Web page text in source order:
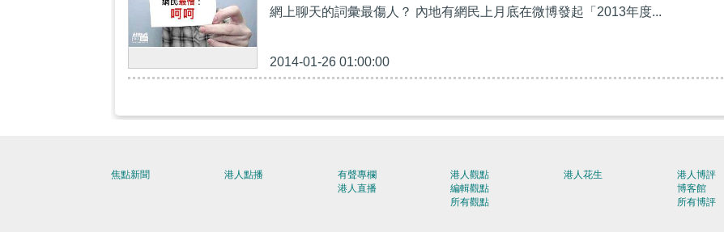
網上聊天的詞彙最傷人？ 內地有網民上月底在微博發起「2013年度...
2014-01-26 01:00:00
焦點新聞 港人點播
有聲專欄
港人直播
港人觀點
編輯觀點
所有觀點
港人花生
港人博評
博客館
所有博評